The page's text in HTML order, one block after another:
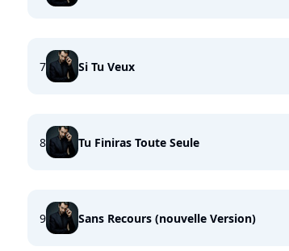
7 Si Tu Veux
8 Tu Finiras Toute Seule
9 Sans Recours (nouvelle Version)